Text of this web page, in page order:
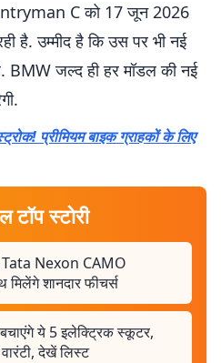
C को 17 जून 2026
है. उम्मीद है कि उस पर भी नई
BMW जल्द ही हर मॉडल की नई
प्रीमियम बाइक ग्राहकों के लिए
टॉप स्टोरी
Tata Nexon CAMO
शानदार फीचर्स
बचाएंगे ये 5 इलेक्ट्रिक स्कूटर,
देखें लिस्ट